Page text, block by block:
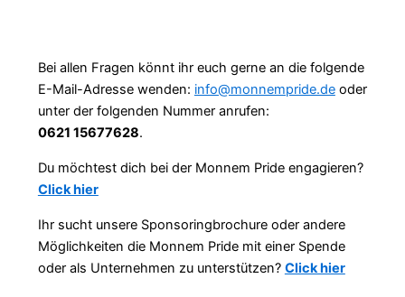
Bei allen Fragen könnt ihr euch gerne an die folgende
E-Mail-Adresse wenden: info@monnempride.deoder
unter der folgenden Nummer anrufen:
0621 15677628.
Du möchtest dich bei der Monnem Pride engagieren?
Click hier
Ihr sucht unsere Sponsoringbrochure oder andere
Möglichkeiten die Monnem Pride mit einer Spende
oder als Unternehmen zu unterstützen? Click hier